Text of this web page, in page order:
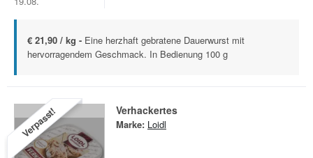
€ 21,90 / kg - Eine herzhaft gebratene Dauerwurst mit
hervorragendem Geschmack. In Bedienung 100 g
Verpasst! Verhackertes
Marke: Loidl